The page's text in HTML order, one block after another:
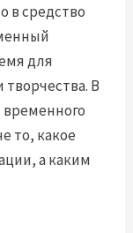
в средство
для
В
то, какое
а каким